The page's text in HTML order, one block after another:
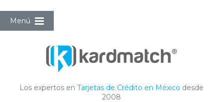
Menú
Los expertos en Tarjetas de Crédito en México desde
2008